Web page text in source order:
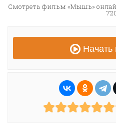
Смотреть фильм «Мышь»
Начать